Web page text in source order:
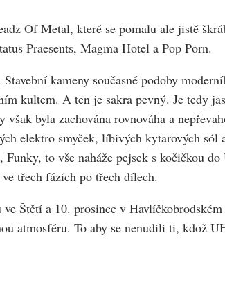
Of Metal, které se pomalu ale jistě
Praesents, Magma Hotel a Pop Porn.
kameny současné podoby
kultem. A ten je sakra pevný. Je tedy
byla zachována rovnováha a
elektro smyček, líbivých kytarových
to vše naháže pejsek s kočičkou
třech fázích po třech dílech.
Štětí a 10. prosince v
atmosféru. To aby se nenudili ti, kdož